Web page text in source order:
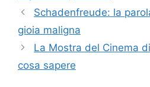
Schadenfreude: la
gioia maligna
La Mostra del Cinema
cosa sapere